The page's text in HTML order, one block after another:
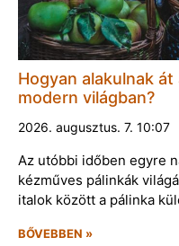
Hogyan alakulnak
modern világban?
2026. augusztus. 7. 10:07
Az utóbbi időben egyre
kézműves pálinkák
italok között a pálinka
BŐVEBBEN »